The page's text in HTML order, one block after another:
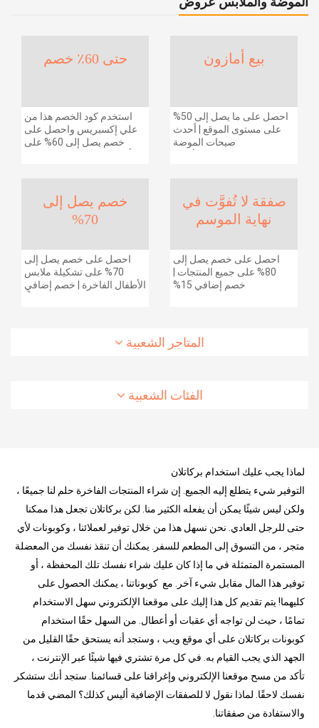
حتى 60٪ خصم
استخدم كود الخصم هذا من
علي إكسبريس واحصل على
خصم يصل إلى 60% على
الطلبات التي تزيد قيمتها عن
1425 ريالًا سعوديًا | شحن مج
بيع أمازون
احصل على ما يصل إلى 50%
على مستوى الموقع | أحدث
صيحات الموضة
خصم يصل إلى
70%
احصل على خصم يصل إلى
70% على تشكيلة ملابس
الأطفال الفاخرة | خصم إضافي
صفقة لا تُفوَّت في
نهاية الموسم
احصل على خصم يصل إلى
80% على جميع المنتجات |
خصم إضافي 15%
المتاجر الشعبية
الفئات الشعبية
لماذا يجب عليك استخدام بركاتلان
التوفير شيء يتطلع إليه الجميع. إن شراء المنتجات الفاخرة حلم لنا جميعًا ،
ولكن ليس شيئًا يمكن أن يفعله الكثير منا. لكن بركاتلان تجعل هذا ممكنا
حتى للرجل العادي. نحن نسهل هذا من خلال توفير لعملائنا ، وكوبونات لأي
متجر ، من التسوق إلى المطعم للسفر. يمكنك أن تنقذ نفسك من المعضلة
المستمرة المتمثلة في ما إذا كان عليك شراء نفسك تلك المحفظة ، أو
توفير هذا المال مقابل شيء آخر. مع كوبوناتنا ، يمكنك الحصول على
كليهما! يتم تقديم كل هذا إليك على موقعنا الإلكتروني سهل الاستخدام
تمامًا ، حيث لن تواجه أي عقبات أو أعطال. من السهل حقًا استخدام
كوبونات بركاتلان على أي موقع ويب ، وستجد أنه يستحق حقًا القليل من
الجهد الذي يجب القيام به. في كل مرة تشتري فيها شيئًا عبر الإنترنت ،
تأكد من مسح موقعنا الإلكتروني وإغراقنا على قسائمنا. ستجد أنك ستشكر
نفسك لاحقًا. لماذا نقول لا للصفقات الإضافية أليس كذلك؟ المضي قدما
والاستفادة من صفقاتنا.